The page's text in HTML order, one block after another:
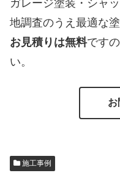
ガレージ塗装・シャ
地調査のうえ最適な
お見積りは無料です
い。
お
施工事例